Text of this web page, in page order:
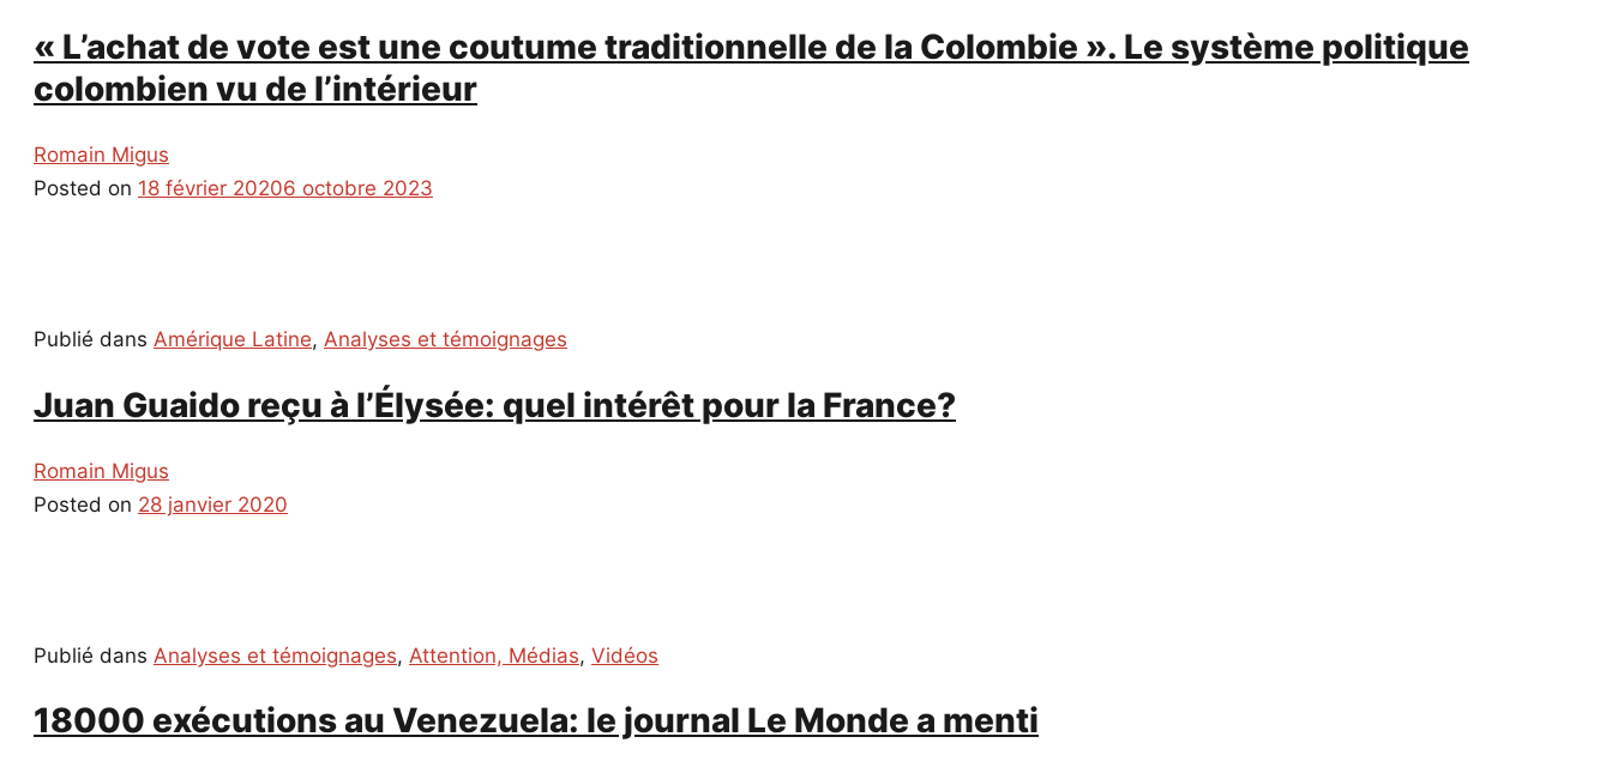
« L’achat de vote est une coutume traditionnelle de la Colombie ». Le système politique
colombien vu de l’intérieur
Romain Migus
Posted on 18 février 20206 octobre 2023
Publié dans Amérique Latine, Analyses et témoignages
Juan Guaido reçu à l’Élysée: quel intérêt pour la France?
Romain Migus
Posted on 28 janvier 2020
Publié dans Analyses et témoignages, Attention, Médias, Vidéos
18000 exécutions au Venezuela: le journal Le Monde a menti